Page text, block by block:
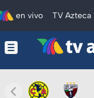
en vivo TV Azteca